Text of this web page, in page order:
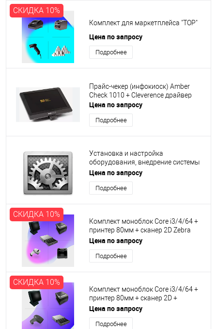
СКИДКА 10%
Комплект для маркетплейса "TOP"
Цена по запросу
Подробнее
Прайс-чекер (инфокиоск) Amber
Check 1010 + Cleverence драйвер
Цена по запросу
Подробнее
Установка и настройка
оборудования, внедрение системы
учета, обучение пользователей
Цена по запросу
Подробнее
СКИДКА 10%
Комплект моноблок Core i3/4/64 +
принтер 80мм + сканер 2D Zebra
2208 + сканер 2D Zebra SP7201 +
денежный ящик авто 410мм
Цена по запросу
Подробнее
СКИДКА 10%
Комплект моноблок Core i3/4/64 +
принтер 80мм + сканер 2D +
денежный ящик авто 410мм
Цена по запросу
Подробнее